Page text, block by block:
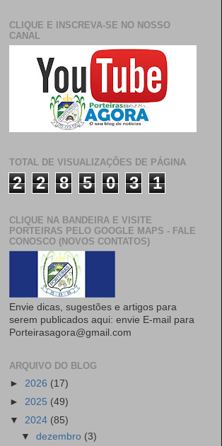
CLIQUE E INSCREVA-SE NO NOSSO
CANAL
TOTAL DE VISUALIZAÇÕES DE PÁGINA
2 2 8 5 0 3 1
CLIQUE NA BANDEIRA E VISITE
PORTEIRAS PELO GOOGLE MAPS - FALE
CONOSCO (NOVOS CONTATOS)
Envie dicas, sugestões e artigos para
serem publicados aqui: envie E-mail para
Porteirasagora@gmail.com
ARQUIVO DO BLOG
► 2026 (17)
► 2025 (49)
▼ 2024 (85)
▼dezembro (3)